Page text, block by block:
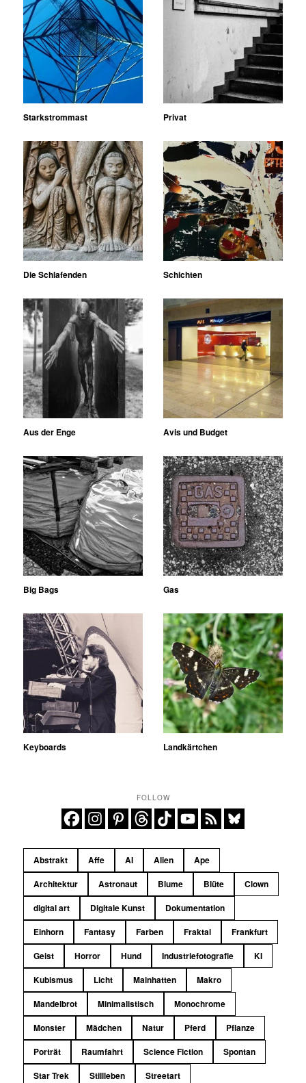
Starkstrommast Privat
Die Schlafenden Schichten
Aus der Enge Avis und Budget
Big Bags Gas
Keyboards Landkärtchen
FOLLOW
Abstrakt Affe AI Alien
Ape
Architektur
Astronaut Blume Blüte
Clown
digital art
Digitale Kunst
Dokumentation
Einhorn
Fantasy Farben Fraktal
Frankfurt
Geist
Horror Hund Industriefotografie
KI
Kubismus
Licht Mainhatten
Makro
Mandelbrot
Minimalistisch
Monochrome
Monster
Mädchen Natur Pferd
Pflanze
Porträt
Raumfahrt Science Fiction
Spontan
Star Trek
Stillleben Streetart